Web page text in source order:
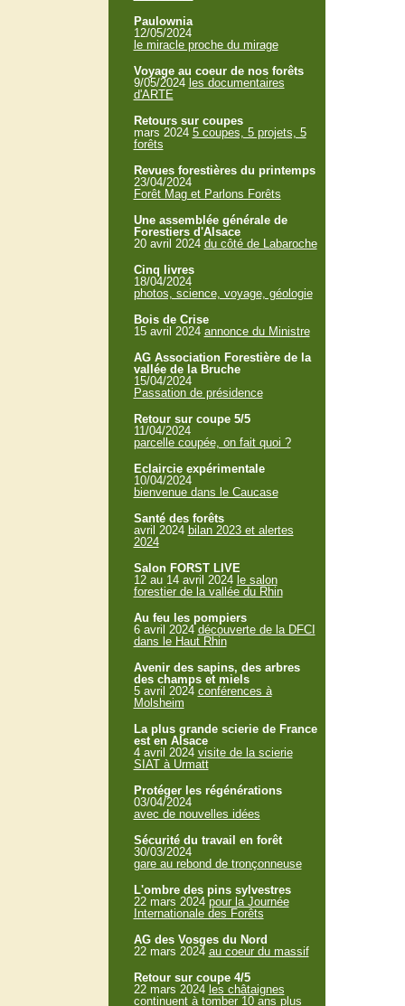
Paulownia
12/05/2024
le miracle proche du mirage
Voyage au coeur de nos forêts
9/05/2024 les documentaires
d'ARTE
Retours sur coupes
mars 2024 5 coupes, 5 projets, 5
forêts
Revues forestières du printemps
23/04/2024
Forêt Mag et Parlons Forêts
Une assemblée générale de
Forestiers d'Alsace
20 avril 2024 du côté de Labaroche
Cinq livres
18/04/2024
photos, science, voyage, géologie
Bois de Crise
15 avril 2024 annonce du Ministre
AG Association Forestière de la
vallée de la Bruche
15/04/2024
Passation de présidence
Retour sur coupe 5/5
11/04/2024
parcelle coupée, on fait quoi ?
Eclaircie expérimentale
10/04/2024
bienvenue dans le Caucase
Santé des forêts
avril 2024 bilan 2023 et alertes
2024
Salon FORST LIVE
12 au 14 avril 2024 le salon
forestier de la vallée du Rhin
Au feu les pompiers
6 avril 2024 découverte de la DFCI
dans le Haut Rhin
Avenir des sapins, des arbres
des champs et miels
5 avril 2024 conférences à
Molsheim
La plus grande scierie de France
est en Alsace
4 avril 2024 visite de la scierie
SIAT à Urmatt
Protéger les régénérations
03/04/2024
avec de nouvelles idées
Sécurité du travail en forêt
30/03/2024
gare au rebond de tronçonneuse
L'ombre des pins sylvestres
22 mars 2024 pour la Journée
Internationale des Forêts
AG des Vosges du Nord
22 mars 2024 au coeur du massif
Retour sur coupe 4/5
22 mars 2024 les châtaignes
continuent à tomber 10 ans plus